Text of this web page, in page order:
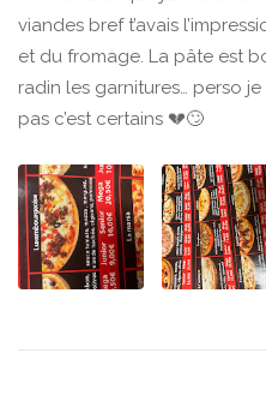
viandes bref t’avais
et du fromage. La pâte est
radin les garnitures… perso
pas c’est certains 💔🙄